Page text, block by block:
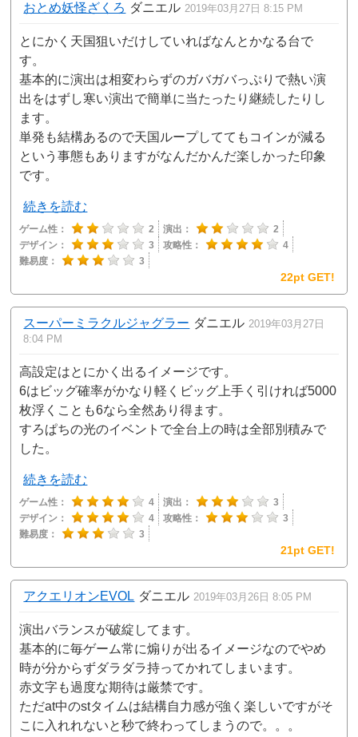
おとめ妖怪ざくろ ダニエル 2019年03月27日 8:15 PM
とにかく天国狙いだけしていればなんとかなる台で
す。
基本的に演出は相変わらずのガバガバっぷりで熱い演
出をはずし寒い演出で簡単に当たったり継続したりし
ます。
単発も結構あるので天国ループしててもコインが減る
という事態もありますがなんだかんだ楽しかった印象
です。
続きを読む
ゲーム性： 2 演出：
2
デザイン：
3 攻略性：
4
難易度：
3
22pt GET!
スーパーミラクルジャグラー ダニエル 2019年03月27日
8:04 PM
高設定はとにかく出るイメージです。
6はビッグ確率がかなり軽くビッグ上手く引ければ5000
枚浮くことも6なら全然あり得ます。
すろぱちの光のイベントで全台上の時は全部別積みで
した。
続きを読む
ゲーム性： 4 演出：
3
デザイン：
4 攻略性：
3
難易度：
3
21pt GET!
アクエリオンEVOL ダニエル 2019年03月26日 8:05 PM
演出バランスが破綻してます。
基本的に毎ゲーム常に煽りが出るイメージなのでやめ
時が分からずダラダラ持ってかれてしまいます。
赤文字も過度な期待は厳禁です。
ただat中のstタイムは結構自力感が強く楽しいですがそ
こに入れれないと秒で終わってしまうので。。。